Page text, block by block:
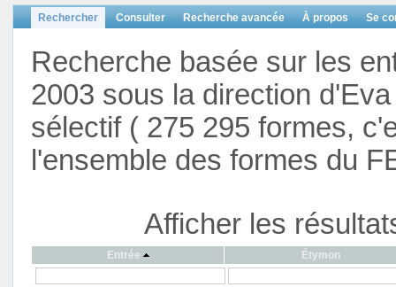
Rechercher Consulter Recherche avancée À propos Se
Recherche basée sur les
2003 sous la direction
sélectif ( 275 295 formes,
l'ensemble des formes du
Afficher les
Entrée Étymon